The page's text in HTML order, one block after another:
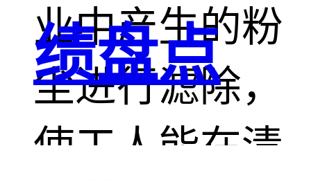
业中产生的粉
尘进行滤除，
使工人能在清
绩盘点